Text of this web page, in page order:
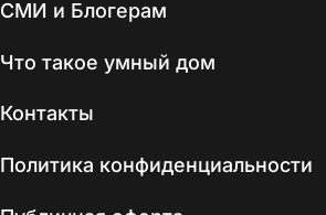
СМИ и Блогерам
Что такое умный дом
Контакты
Политика конфиденциальности